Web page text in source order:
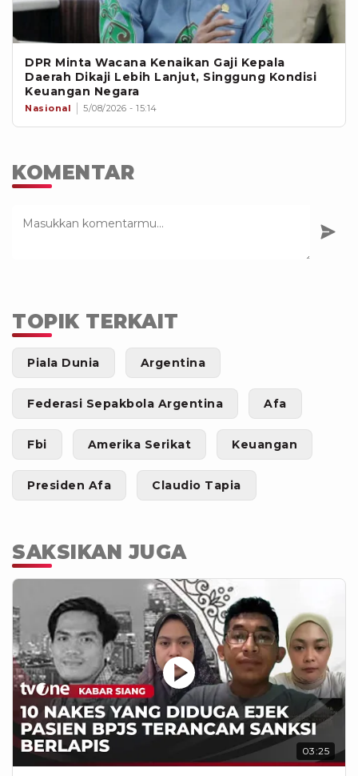
DPR Minta Wacana Kenaikan Gaji Kepala
Daerah Dikaji Lebih Lanjut, Singgung Kondisi
Keuangan Negara
Nasional 5/08/2026 - 15:14
KOMENTAR
TOPIK TERKAIT
Piala Dunia Argentina
Federasi Sepakbola Argentina Afa
Fbi Amerika Serikat Keuangan
Presiden Afa Claudio Tapia
SAKSIKAN JUGA
03:25